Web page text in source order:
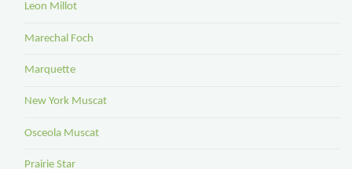
Leon Millot
Marechal Foch
Marquette
New York Muscat
Osceola Muscat
Prairie Star